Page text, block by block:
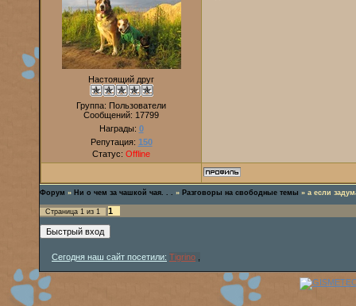
Настоящий друг
Группа: Пользователи
Сообщений: 17799
Награды: 0
Репутация: 150
Статус: Offline
Форум » Ни о чем за чашкой чая. . . » Разговоры на свободные темы » а если
Страница 1 из 1 1
Сегодня наш сайт посетили: Tigrino